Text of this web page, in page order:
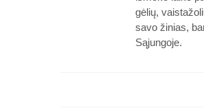
gėlių,
savo žinias,
Sąjungoje.